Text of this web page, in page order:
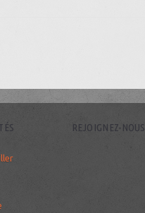
REJOIGNEZ-NOUS